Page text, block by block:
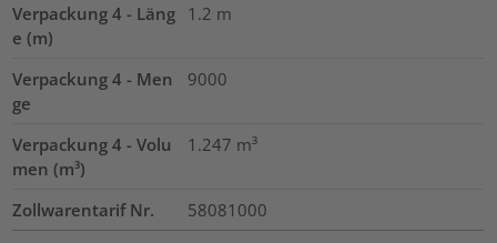
Verpackung 4 - Läng
e (m)
1.2 m
Verpackung 4 - Men
ge
9000
Verpackung 4 - Volu
men (m³)
1.247 m³
Zollwarentarif Nr. 58081000